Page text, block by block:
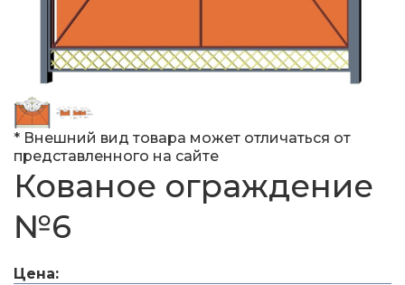
* Внешний вид товара может отличаться от
представленного на сайте
Кованое ограждение
№6
Цена: